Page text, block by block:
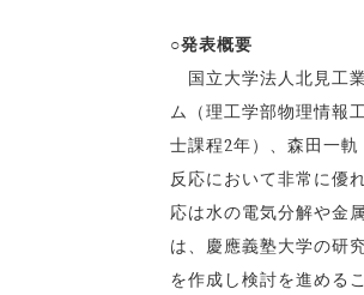
○発表概要
国立大学法人北見工
ム（理工学部物理情報
士課程2年）、森田一
反応において非常に優
応は水の電気分解や金
は、慶應義塾大学の研
を作成し検討を進める